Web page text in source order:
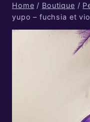
Home / Boutique /
yupo – fuchsia et